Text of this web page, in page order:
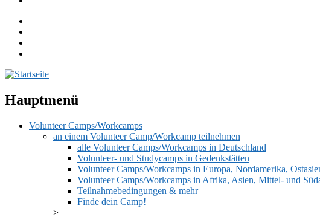
Hauptmenü
Volunteer Camps/Workcamps
an einem Volunteer Camp/Workcamp teilnehmen
alle Volunteer Camps/Workcamps in Deutschland
Volunteer- und Studycamps in Gedenkstätten
Volunteer Camps/Workcamps in Europa, Nordamerika,
Volunteer Camps/Workcamps in Afrika, Asien, Mittel- und
Teilnahmebedingungen & mehr
Finde dein Camp!